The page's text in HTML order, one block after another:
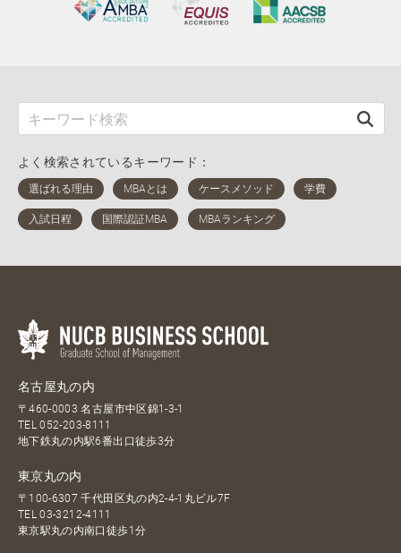
よく検索されているキーワード：
名古屋丸の内
〒460-0003 名古屋市中区錦1-3-1
TEL052-203-8111
地下鉄丸の内駅6番出口徒歩3分
東京丸の内
〒100-6307 千代田区丸の内2-4-1丸ビル7F
TEL03-3212-4111
東京駅丸の内南口徒歩1分